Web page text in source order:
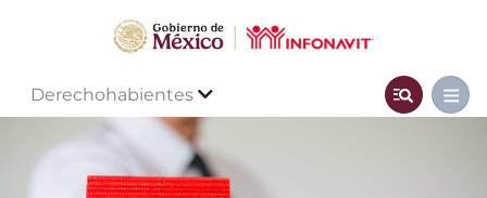
Derechohabientes